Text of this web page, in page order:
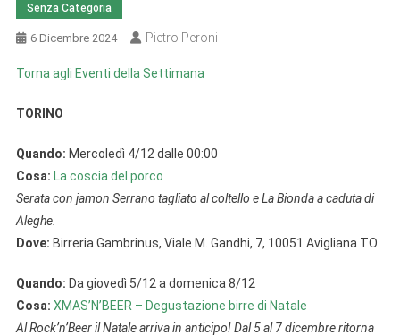
Senza Categoria
6 Dicembre 2024 Pietro Peroni
Torna agli Eventi della Settimana
TORINO
Quando: Mercoledì 4/12 dalle 00:00
Cosa: La coscia del porco
Serata con jamon Serrano tagliato al coltello e La Bionda a caduta di
Aleghe.
Dove: Birreria Gambrinus, Viale M. Gandhi, 7, 10051 Avigliana TO
Quando: Da giovedì 5/12 a domenica 8/12
Cosa: XMAS’N’BEER – Degustazione birre di Natale
Al Rock’n’Beer il Natale arriva in anticipo! Dal 5 al 7 dicembre ritorna